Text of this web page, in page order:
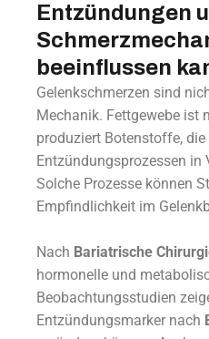
Entzündungen
beeinflussen
Gelenkschmerzen sind
Mechanik. Fettgewebe ist
produziert Botenstoffe,
Entzündungsprozessen in
Solche Prozesse können
Empfindlichkeit im
Nach Bariatrische
hormonelle und
Beobachtungsstudien
Entzündungsmarker nach